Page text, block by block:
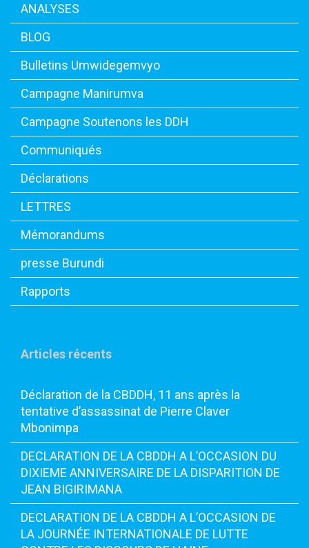
ANALYSES
BLOG
Bulletins Umwidegemvyo
Campagne Manirumva
Campagne Soutenons les DDH
Communiqués
Déclarations
LETTRES
Mémorandums
presse Burundi
Rapports
Articles récents
Déclaration de la CBDDH, 11 ans après la
tentative d’assassinat de Pierre Claver
Mbonimpa
DECLARATION DE LA CBDDH A L’OCCASION DU
DIXIEME ANNIVERSAIRE DE LA DISPARITION DE
JEAN BIGIRIMANA
DECLARATION DE LA CBDDH A L’OCCASION DE
LA JOURNÉE INTERNATIONALE DE LUTTE